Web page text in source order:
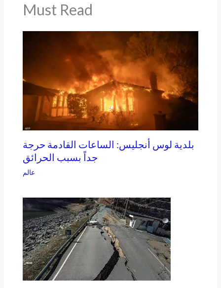
Must Read
بلدية لوس أنجليس: الساعات القادمة حرجة
جداً بسبب الحرائق
عالم